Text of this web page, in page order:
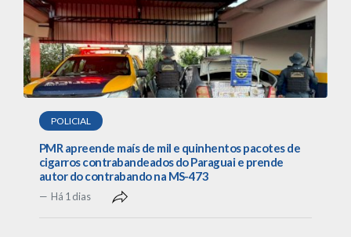
POLICIAL
PMR apreende maís de mil e quinhentos pacotes de
cigarros contrabandeados do Paraguai e prende
autor do contrabando na MS-473
Há 1 dias